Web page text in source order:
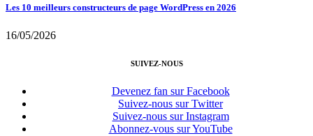
Les 10 meilleurs constructeurs de page WordPress en 2026
16/05/2026
SUIVEZ-NOUS
Devenez fan sur Facebook
Suivez-nous sur Twitter
Suivez-nous sur Instagram
Abonnez-vous sur YouTube